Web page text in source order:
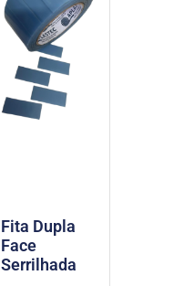
Fita Dupla
Face
Serrilhada